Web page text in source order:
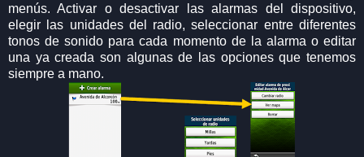
menús. Activar o desactivar las alarmas del dispositivo,
elegir las unidades del radio, seleccionar entre diferentes
tonos de sonido para cada momento de la alarma o editar
una ya creada son algunas de las opciones que tenemos
siempre a mano.